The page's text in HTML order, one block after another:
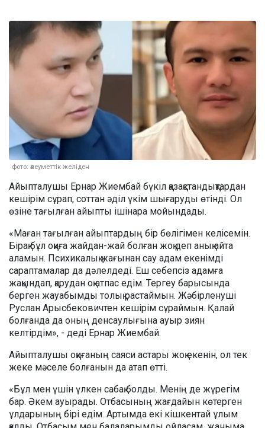
фото: әлеуметтік желіден
Айыпталушы Ернар Жиембай бүкіл қазақстандықтардан
кешірім сұрап, соттан әділ үкім шығаруды өтінді. Ол
өзіне тағылған айыпты ішінара мойындады.
«Маған тағылған айыптардың бір бөлігімен келісемін.
Бірақ бұл оқиға жайдан-жай болған жоқ деп анық айта
аламын. Психикалық жағынан сау адам екенімді
сараптамалар да дәлелдеді. Еш себепсіз адамға
жақындап, қарудан оқ атпас едім. Тергеу барысында
берген жауабымды толық растаймын. Жәбірленуші
Руслан Арысбековичтен кешірім сұраймын. Қалай
болғанда да оның денсаулығына ауыр зиян
келтірдім», - деді Ернар Жиембай.
Айыпталушы оқиғаның саяси астары жоқ екенін, ол тек
жеке мәселе болғанын да атап өтті.
«Бұл мен үшін үлкен сабақ болды. Менің де жүрегім
бар. Әкем ауырады. Отбасының жағдайын көтерген
ұлдарының бірі едім. Артымда екі кішкентай ұлым